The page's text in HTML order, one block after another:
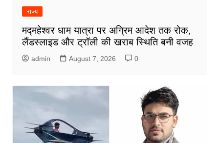
राज्य
मद्महेश्वर धाम यात्रा पर अग्रिम आदेश तक रोक,
लैंडस्लाइड और ट्रॉली की खराब स्थिति बनी वजह
admin August 7, 2026 0